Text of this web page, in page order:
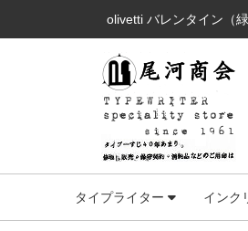
olivetti バレンタイン（
タイプライター インク